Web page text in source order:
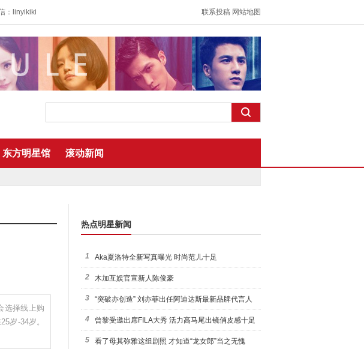
：linyikiki 联系投稿 网站地图
东方明星馆 滚动新闻
选择线上购
岁-34岁。
热点明星新闻
1 Aka夏洛特全新写真曝光 时尚范儿十足
2 木加互娱官宣新人陈俊豪
3 “突破亦创造” 刘亦菲出任阿迪达斯最新品牌代言人
引爆
4 曾黎受邀出席FILA大秀 活力高马尾出镜俏皮感十足
5 看了母其弥雅这组剧照 才知道“龙女郎”当之无愧